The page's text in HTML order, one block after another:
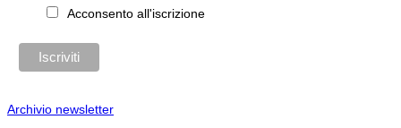
Acconsento all'iscrizione
Archivio newsletter